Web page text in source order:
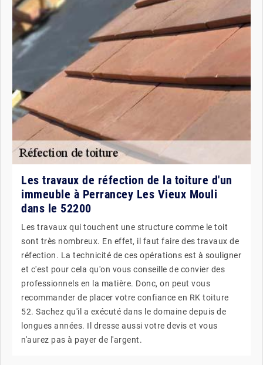
Les travaux de réfection de la toiture d'un
immeuble à Perrancey Les Vieux Mouli
dans le 52200
Les travaux qui touchent une structure comme le toit
sont très nombreux. En effet, il faut faire des travaux de
réfection. La technicité de ces opérations est à souligner
et c'est pour cela qu'on vous conseille de convier des
professionnels en la matière. Donc, on peut vous
recommander de placer votre confiance en RK toiture
52. Sachez qu'il a exécuté dans le domaine depuis de
longues années. Il dresse aussi votre devis et vous
n'aurez pas à payer de l'argent.